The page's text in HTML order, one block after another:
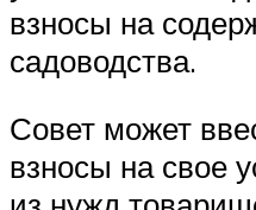
взносы на
садоводства.
Совет может
взносы на свое